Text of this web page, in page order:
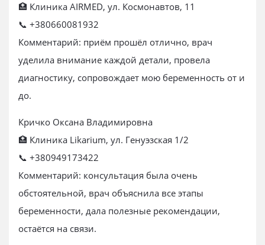
🏥 Клиника AIRMED, ул. Космонавтов, 11
📞 +380660081932
Комментарий: приём прошёл отлично, врач
уделила внимание каждой детали, провела
диагностику, сопровождает мою беременность от и
до.
Кричко Оксана Владимировна
🏥 Клиника Likarium, ул. Генуэзская 1/2
📞 +380949173422
Комментарий: консультация была очень
обстоятельной, врач объяснила все этапы
беременности, дала полезные рекомендации,
остаётся на связи.